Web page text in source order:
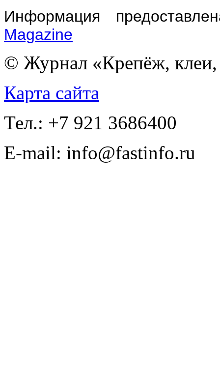
Информация
Magazine
© Журнал «Крепёж, клеи,
Карта сайта
Тел.: +7 921 3686400
E-mail: info@fastinfo.ru